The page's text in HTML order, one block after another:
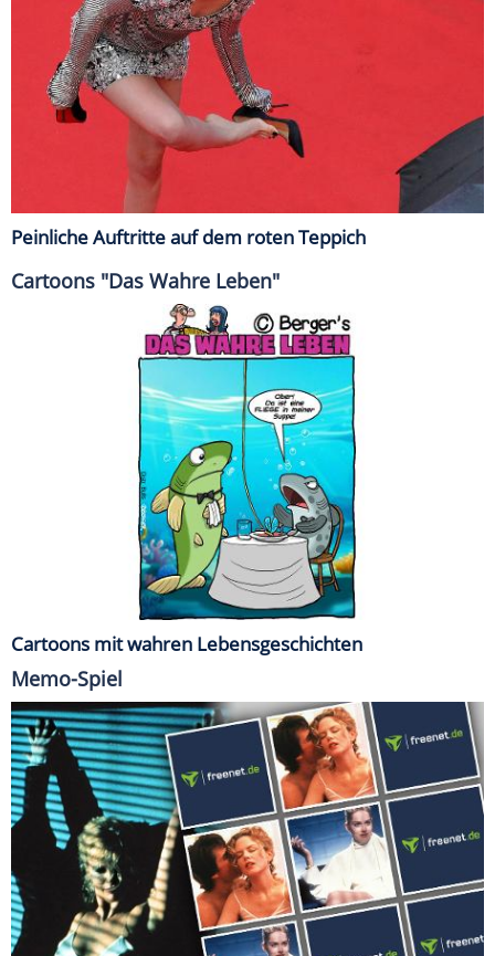
Peinliche Auftritte auf dem roten Teppich
Cartoons "Das Wahre Leben"
Cartoons mit wahren Lebensgeschichten
Memo-Spiel